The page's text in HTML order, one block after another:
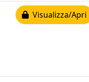
Visualizza/Apri